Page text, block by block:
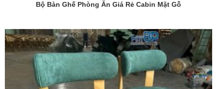
Bộ Bàn Ghế Phòng Ăn Giá Rẻ Cabin Mặt Gỗ